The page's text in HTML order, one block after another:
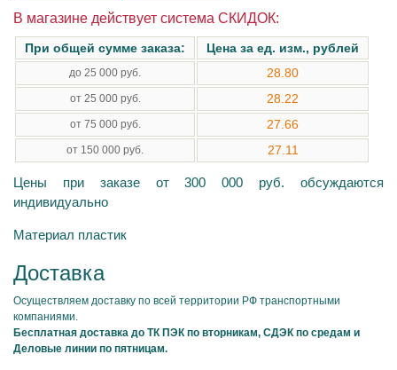
В магазине действует система СКИДОК:
При общей сумме заказа: Цена за ед. изм., рублей
до 25 000 руб. 28.80
от 25 000 руб. 28.22
от 75 000 руб. 27.66
от 150 000 руб. 27.11
Цены при заказе от 300 000 руб. обсуждаются
индивидуально
Материал пластик
Доставка
Осуществляем доставку по всей территории РФ транспортными
компаниями.
Бесплатная доставка до ТК ПЭК по вторникам, СДЭК по средам и
Деловые линии по пятницам.